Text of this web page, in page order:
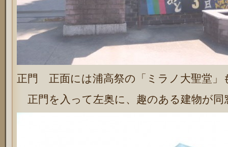
正門 正面には浦高祭の「ミラノ大聖堂」
正門を入って左奥に、趣のある建物が同